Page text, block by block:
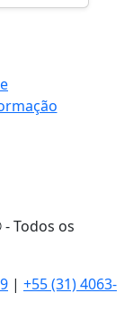
Todos os
| +55 (31) 4063-